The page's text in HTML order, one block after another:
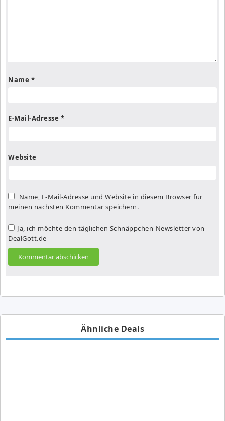
Name *
E-Mail-Adresse *
Website
Name, E-Mail-Adresse und Website in diesem Browser für
meinen nächsten Kommentar speichern.
Ja, ich möchte den täglichen Schnäppchen-Newsletter von
DealGott.de
Ähnliche Deals